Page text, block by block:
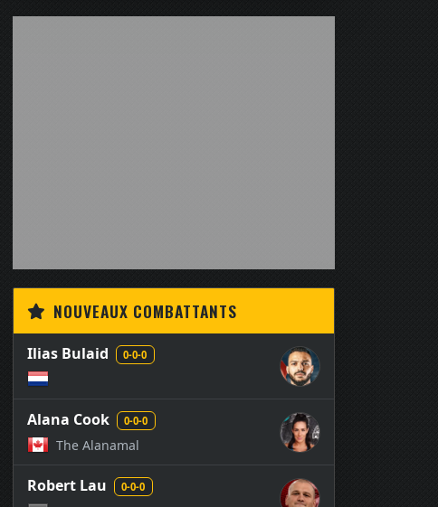
NOUVEAUX COMBATTANTS
Ilias Bulaid 0-0-0
Alana Cook 0-0-0
The Alanamal
Robert Lau 0-0-0